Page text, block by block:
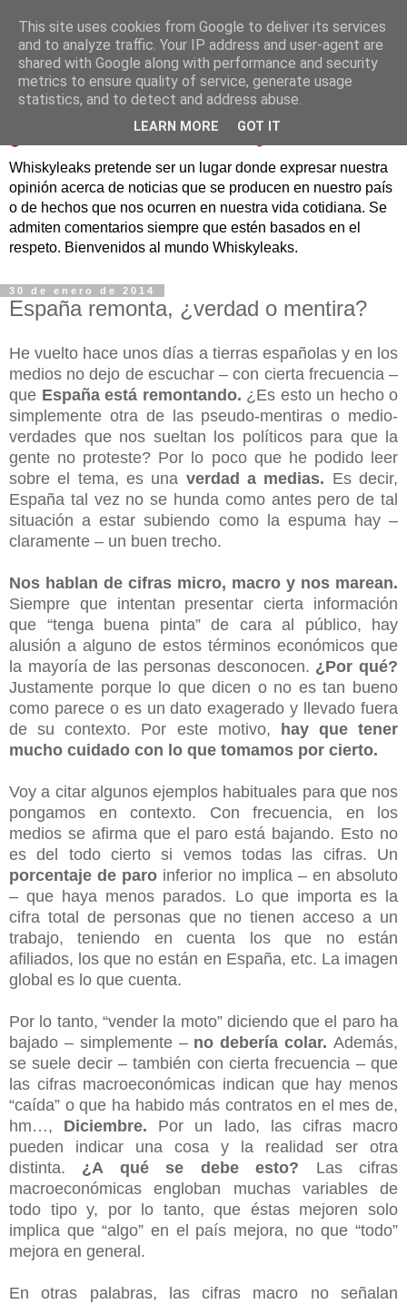
Whiskyleaks pretende ser un lugar donde expresar nuestra
opinión acerca de noticias que se producen en nuestro país
o de hechos que nos ocurren en nuestra vida cotidiana. Se
admiten comentarios siempre que estén basados en el
respeto. Bienvenidos al mundo Whiskyleaks.
30 de enero de 2014
España remonta, ¿verdad o mentira?
He vuelto hace unos días a tierras españolas y en los
medios no dejo de escuchar – con cierta frecuencia –
que España está remontando. ¿Es esto un hecho o
simplemente otra de las pseudo-mentiras o medio-
verdades que nos sueltan los políticos para que la
gente no proteste? Por lo poco que he podido leer
sobre el tema, es una verdad a medias. Es decir,
España tal vez no se hunda como antes pero de tal
situación a estar subiendo como la espuma hay –
claramente – un buen trecho.
Nos hablan de cifras micro, macro y nos marean.
Siempre que intentan presentar cierta información
que “tenga buena pinta” de cara al público, hay
alusión a alguno de estos términos económicos que
la mayoría de las personas desconocen. ¿Por qué?
Justamente porque lo que dicen o no es tan bueno
como parece o es un dato exagerado y llevado fuera
de su contexto. Por este motivo,
hay que tener
mucho cuidado con lo que tomamos por cierto.
Voy a citar algunos ejemplos habituales para que nos
pongamos en contexto. Con frecuencia, en los
medios se afirma que el paro está bajando. Esto no
es del todo cierto si vemos todas las cifras. Un
porcentaje de paro inferior no implica – en absoluto
– que haya menos parados. Lo que importa es la
cifra total de personas que no tienen acceso a un
trabajo, teniendo en cuenta los que no están
afiliados, los que no están en España, etc. La imagen
global es lo que cuenta.
Por lo tanto, “vender la moto” diciendo que el paro ha
bajado – simplemente – no debería colar.Además,
se suele decir – también con cierta frecuencia – que
las cifras macroeconómicas indican que hay menos
“caída” o que ha habido más contratos en el mes de,
hm…, Diciembre. Por un lado, las cifras macro
pueden indicar una cosa y la realidad ser otra
distinta. ¿A qué se debe esto? Las cifras
macroeconómicas engloban muchas variables de
todo tipo y, por lo tanto, que éstas mejoren solo
implica que “algo” en el país mejora, no que “todo”
mejora en general.
En otras palabras, las cifras macro no señalan
This site uses cookies from Google to deliver its services
and to analyze traffic. Your IP address and user-agent are
shared with Google along with performance and security
metrics to ensure quality of service, generate usage
statistics, and to detect and address abuse.
LEARN MORE GOT IT